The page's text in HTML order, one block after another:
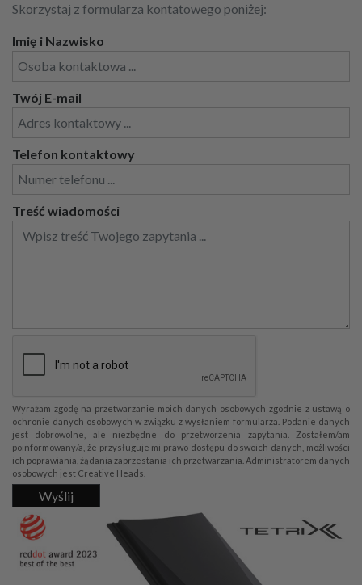
Skorzystaj z formularza kontatowego poniżej:
Imię i Nazwisko
Twój E-mail
Telefon kontaktowy
Treść wiadomości
Wyrażam zgodę na przetwarzanie moich danych osobowych zgodnie z ustawą o
ochronie danych osobowych w związku z wysłaniem formularza. Podanie danych
jest dobrowolne, ale niezbędne do przetworzenia zapytania. Zostałem/am
poinformowany/a, że przysługuje mi prawo dostępu do swoich danych, możliwości
ich poprawiania, żądania zaprzestania ich przetwarzania. Administratorem danych
osobowych jest Creative Heads.
Wyślij